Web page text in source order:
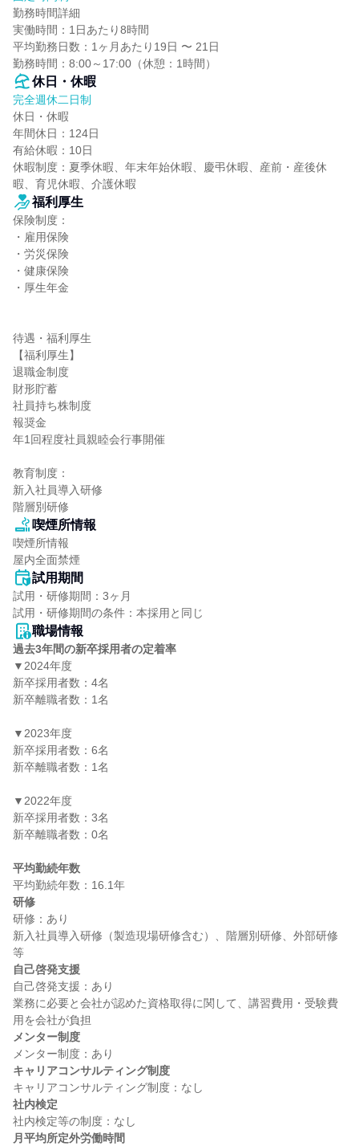
勤務時間詳細
実働時間：1日あたり8時間
平均勤務日数：1ヶ月あたり19日 〜 21日
勤務時間：8:00～17:00（休憩：1時間）
休日・休暇
完全週休二日制
休日・休暇
年間休日：124日
有給休暇：10日
休暇制度：夏季休暇、年末年始休暇、慶弔休暇、産前・産後休
暇、育児休暇、介護休暇
福利厚生
保険制度：
・雇用保険
・労災保険
・健康保険
・厚生年金
待遇・福利厚生
【福利厚生】
退職金制度
財形貯蓄
社員持ち株制度
報奨金
年1回程度社員親睦会行事開催
教育制度：
新入社員導入研修
階層別研修
喫煙所情報
喫煙所情報
屋内全面禁煙
試用期間
試用・研修期間：3ヶ月
職場情報
過去3年間の新卒採用者の定着率
▼2024年度
新卒採用者数：4名
新卒離職者数：1名
▼2023年度
新卒採用者数：6名
新卒離職者数：1名
▼2022年度
新卒採用者数：3名
新卒離職者数：0名
平均勤続年数
研修
研修：あり
新入社員導入研修（製造現場研修含む）、階層別研修、外部研修
自己啓発支援
自己啓発支援：あり
業務に必要と会社が認めた資格取得に関して、講習費用・受験費
メンター制度
キャリアコンサルティング制度
社内検定
月平均所定外労働時間